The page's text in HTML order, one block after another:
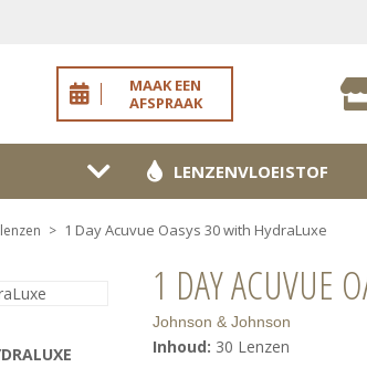
INLOGGEN
Wachtwoord
MAAK EEN
AFSPRAAK
LENZENVLOEISTOF
> 1 Day Acuvue Oasys 30 with HydraLuxe
1 DAY ACUVUE
Johnson & Johnson
Inhoud: 30 Lenzen